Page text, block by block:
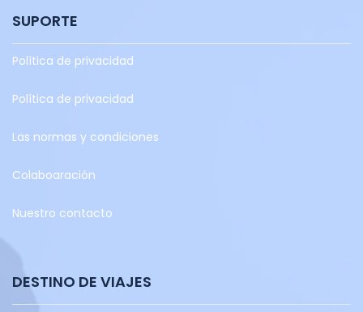
SUPORTE
Política de privacidad
Política de privacidad
Las normas y condiciones
Colaboaración
Nuestro contacto
DESTINO DE VIAJES